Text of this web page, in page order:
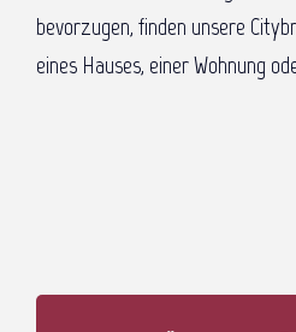
bevorzugen, finden unsere
eines Hauses, einer Wohnung